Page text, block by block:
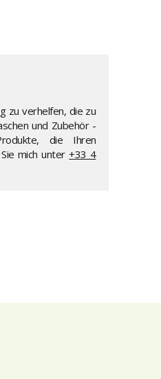
zu verhelfen, die zu
und Zubehör -
die Ihren
mich unter+33 4